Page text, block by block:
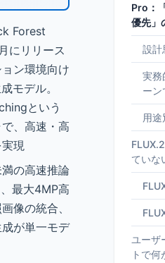
Forest
にリリース
ン環境向け
モデル。
という
、高速・高
現
満の高速推論
最大4MP高
像の統合、
が単一モデ
Pro：
優先」
設計
実務
ーン
用
ていな
ユーザ
トで